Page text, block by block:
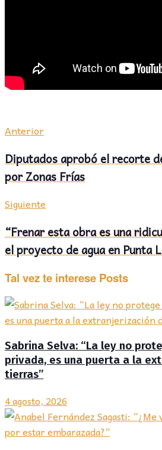
Anterior
Diputados aprobó el recorte
por Zonas Frías
Siguiente
“Frenar esta obra es una
el proyecto de agua en Punta
Tal vez te interese Posts
Sabrina Selva: “La ley no
privada, es una puerta a la
tierras”
4 agosto, 2026